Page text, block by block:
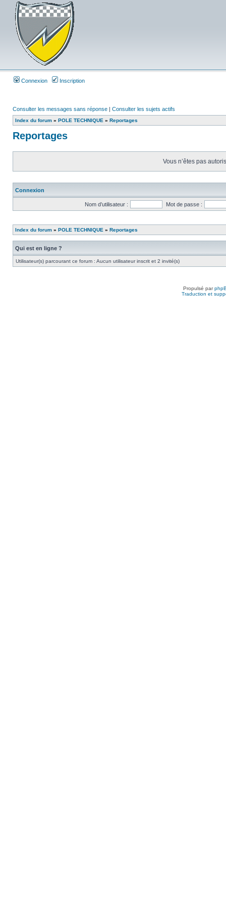
Connexion Inscription
Consulter les messages sans réponse | Consulter les sujets actifs
Index du forum » POLE TECHNIQUE » Reportages
Reportages
Vous n’êtes pas
Connexion
Nom d’utilisateur : Mot de passe :
Index du forum » POLE TECHNIQUE » Reportages
Qui est en ligne ?
Utilisateur(s) parcourant ce forum : Aucun utilisateur inscrit et 2 invité(s)
Propulsé par
Traduction et